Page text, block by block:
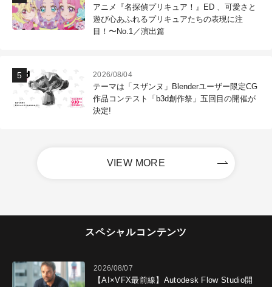
アニメ『名探偵プリキュア！』ED 、可愛さと
遊び心あふれるプリキュアたちの表現に注
目！〜No.1／演出篇
2026/08/04
テーマは「スザンヌ」Blenderユーザー限定CG
作品コンテスト「b3d創作祭」五回目の開催が
決定!
VIEW MORE
スペシャルコンテンツ
2026/08/07
【AI×VFX最前線】Autodesk Flow Studio開